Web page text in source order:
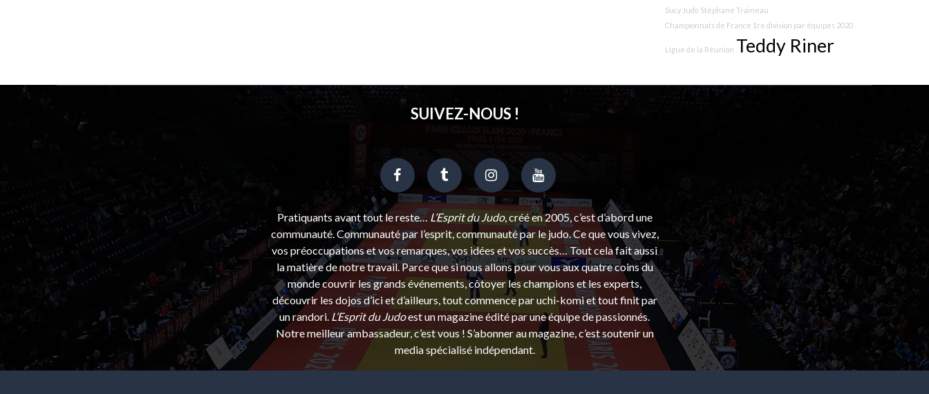
Sucy Judo Stéphane Traineau
Championnats de France 1re division par équipes 2020
Ligue de la Réunion Teddy Riner
SUIVEZ-NOUS !
Pratiquants avant tout le reste… L’Esprit du Judo, créé en 2005, c’est d’abord une
communauté. Communauté par l’esprit, communauté par le judo. Ce que vous vivez,
vos préoccupations et vos remarques, vos idées et vos succès… Tout cela fait aussi
la matière de notre travail. Parce que si nous allons pour vous aux quatre coins du
monde couvrir les grands événements, côtoyer les champions et les experts,
découvrir les dojos d’ici et d’ailleurs, tout commence par uchi-komi et tout finit par
un randori. L’Esprit du Judoest un magazine édité par une équipe de passionnés.
Notre meilleur ambassadeur, c’est vous ! S’abonner au magazine, c’est soutenir un
media spécialisé indépendant.